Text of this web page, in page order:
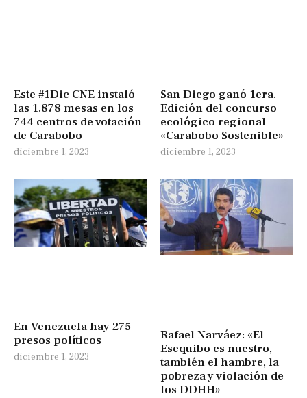
Este #1Dic CNE instaló
las 1.878 mesas en los
744 centros de votación
de Carabobo
diciembre 1, 2023
San Diego ganó 1era.
Edición del concurso
ecológico regional
«Carabobo Sostenible»
diciembre 1, 2023
En Venezuela hay 275
presos políticos
diciembre 1, 2023
Rafael Narváez: «El
Esequibo es nuestro,
también el hambre, la
pobreza y violación de
los DDHH»